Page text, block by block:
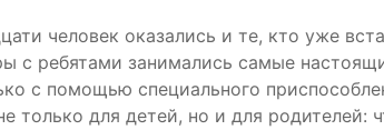
человек оказались и те, кто уже
с ребятами занимались самые
с помощью специального
только для детей, но и для